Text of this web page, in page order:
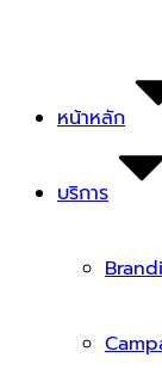
หน้าหลัก
บริการ